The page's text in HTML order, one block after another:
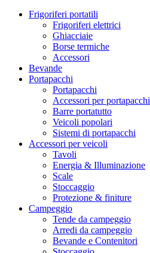
Frigoriferi portatili
Frigoriferi elettrici
Ghiacciaie
Borse termiche
Accessori
Bevande
Portapacchi
Portapacchi
Accessori per portapacchi
Barre portatutto
Veicoli popolari
Sistemi di portapacchi
Accessori per veicoli
Tavoli
Energia & Illuminazione
Scale
Stoccaggio
Protezione & finiture
Campeggio
Tende da campeggio
Arredi da campeggio
Bevande e Contenitori